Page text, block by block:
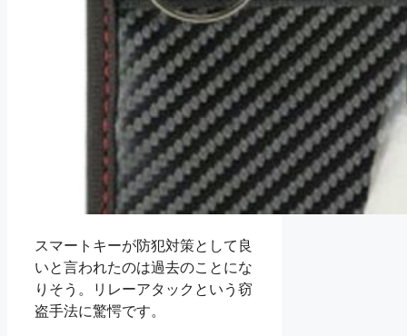
スマートキーが防犯対策として良
いと言われたのは過去のことにな
りそう。リレーアタックという窃
盗手法に驚愕です。